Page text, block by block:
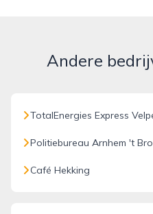
Andere
TotalEnergies Express
Politiebureau Arnhem 't
Café Hekking